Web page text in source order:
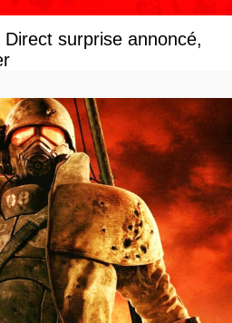
surprise annoncé,